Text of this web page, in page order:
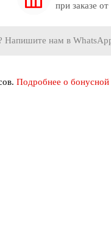
при заказе
Напишите нам в
Подробнее о